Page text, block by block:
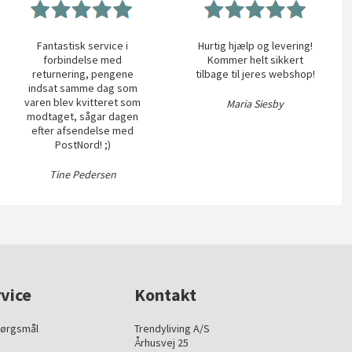
Fantastisk service i
forbindelse med
returnering, pengene
indsat samme dag som
varen blev kvitteret som
modtaget, sågar dagen
efter afsendelse med
PostNord! ;)
Tine Pedersen
Hurtig hjælp og levering!
Kommer helt sikkert
tilbage til jeres webshop!
Maria Siesby
Kontakt
Trendyliving A/S
Århusvej 25